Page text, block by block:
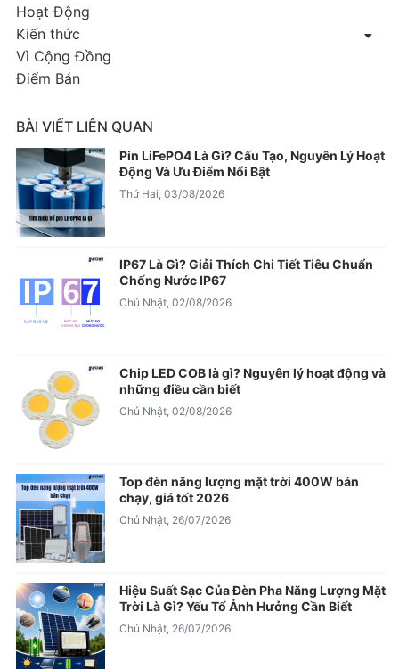
Hoạt Động
Kiến thức
Vì Cộng Đồng
Điểm Bán
BÀI VIẾT LIÊN QUAN
Pin LiFePO4 Là Gì? Cấu Tạo, Nguyên Lý Hoạt
Động Và Ưu Điểm Nổi Bật
Thứ Hai, 03/08/2026
IP67 Là Gì? Giải Thích Chi Tiết Tiêu Chuẩn
Chống Nước IP67
Chủ Nhật, 02/08/2026
Chip LED COB là gì? Nguyên lý hoạt động và
những điều cần biết
Chủ Nhật, 02/08/2026
Top đèn năng lượng mặt trời 400W bán
chạy, giá tốt 2026
Chủ Nhật, 26/07/2026
Hiệu Suất Sạc Của Đèn Pha Năng Lượng Mặt
Trời Là Gì? Yếu Tố Ảnh Hưởng Cần Biết
Chủ Nhật, 26/07/2026